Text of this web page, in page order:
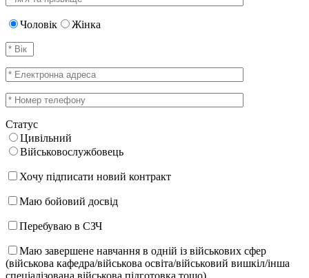
Чоловік Жінка
Статус
Цивільний
Військовослужбовець
Хочу підписати новий контракт
Маю бойовий досвід
Перебуваю в СЗЧ
Маю завершене навчання в одній із військових сфер
(військова кафедра/військова освіта/військовий вишкіл/інша
спеціалізована військова підготовка тощо)